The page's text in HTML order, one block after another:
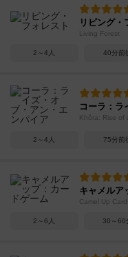
リビング・
Living Forest
2～4人 40分前
コーラ：ラ
Khôra: Rise of
2～4人 75分前
キャメルア
Camel Up Cards
2～6人 30～60